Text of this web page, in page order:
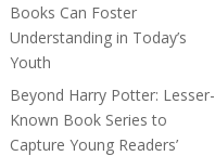
Books Can Foster
Understanding in Today’s
Youth
Beyond Harry Potter: Lesser-
Known Book Series to
Capture Young Readers’